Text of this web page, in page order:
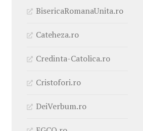
BisericaRomanaUnita.ro
Cateheza.ro
Credinta-Catolica.ro
Cristofori.ro
DeiVerbum.ro